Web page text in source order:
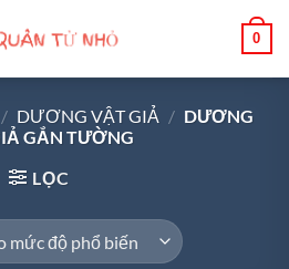
0
/ DƯƠNG VẬT GIẢ / DƯƠNG
GẮN TƯỜNG
LỌC